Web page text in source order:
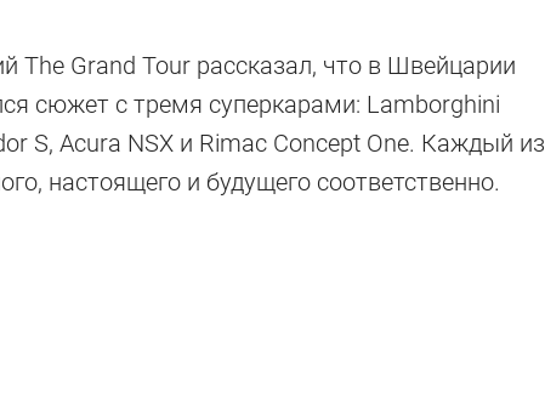
The Grand Tour рассказал, что в Швейцарии
сюжет с тремя суперкарами: Lamborghini
S, Acura NSX и Rimac Concept One. Каждый из
настоящего и будущего соответственно.